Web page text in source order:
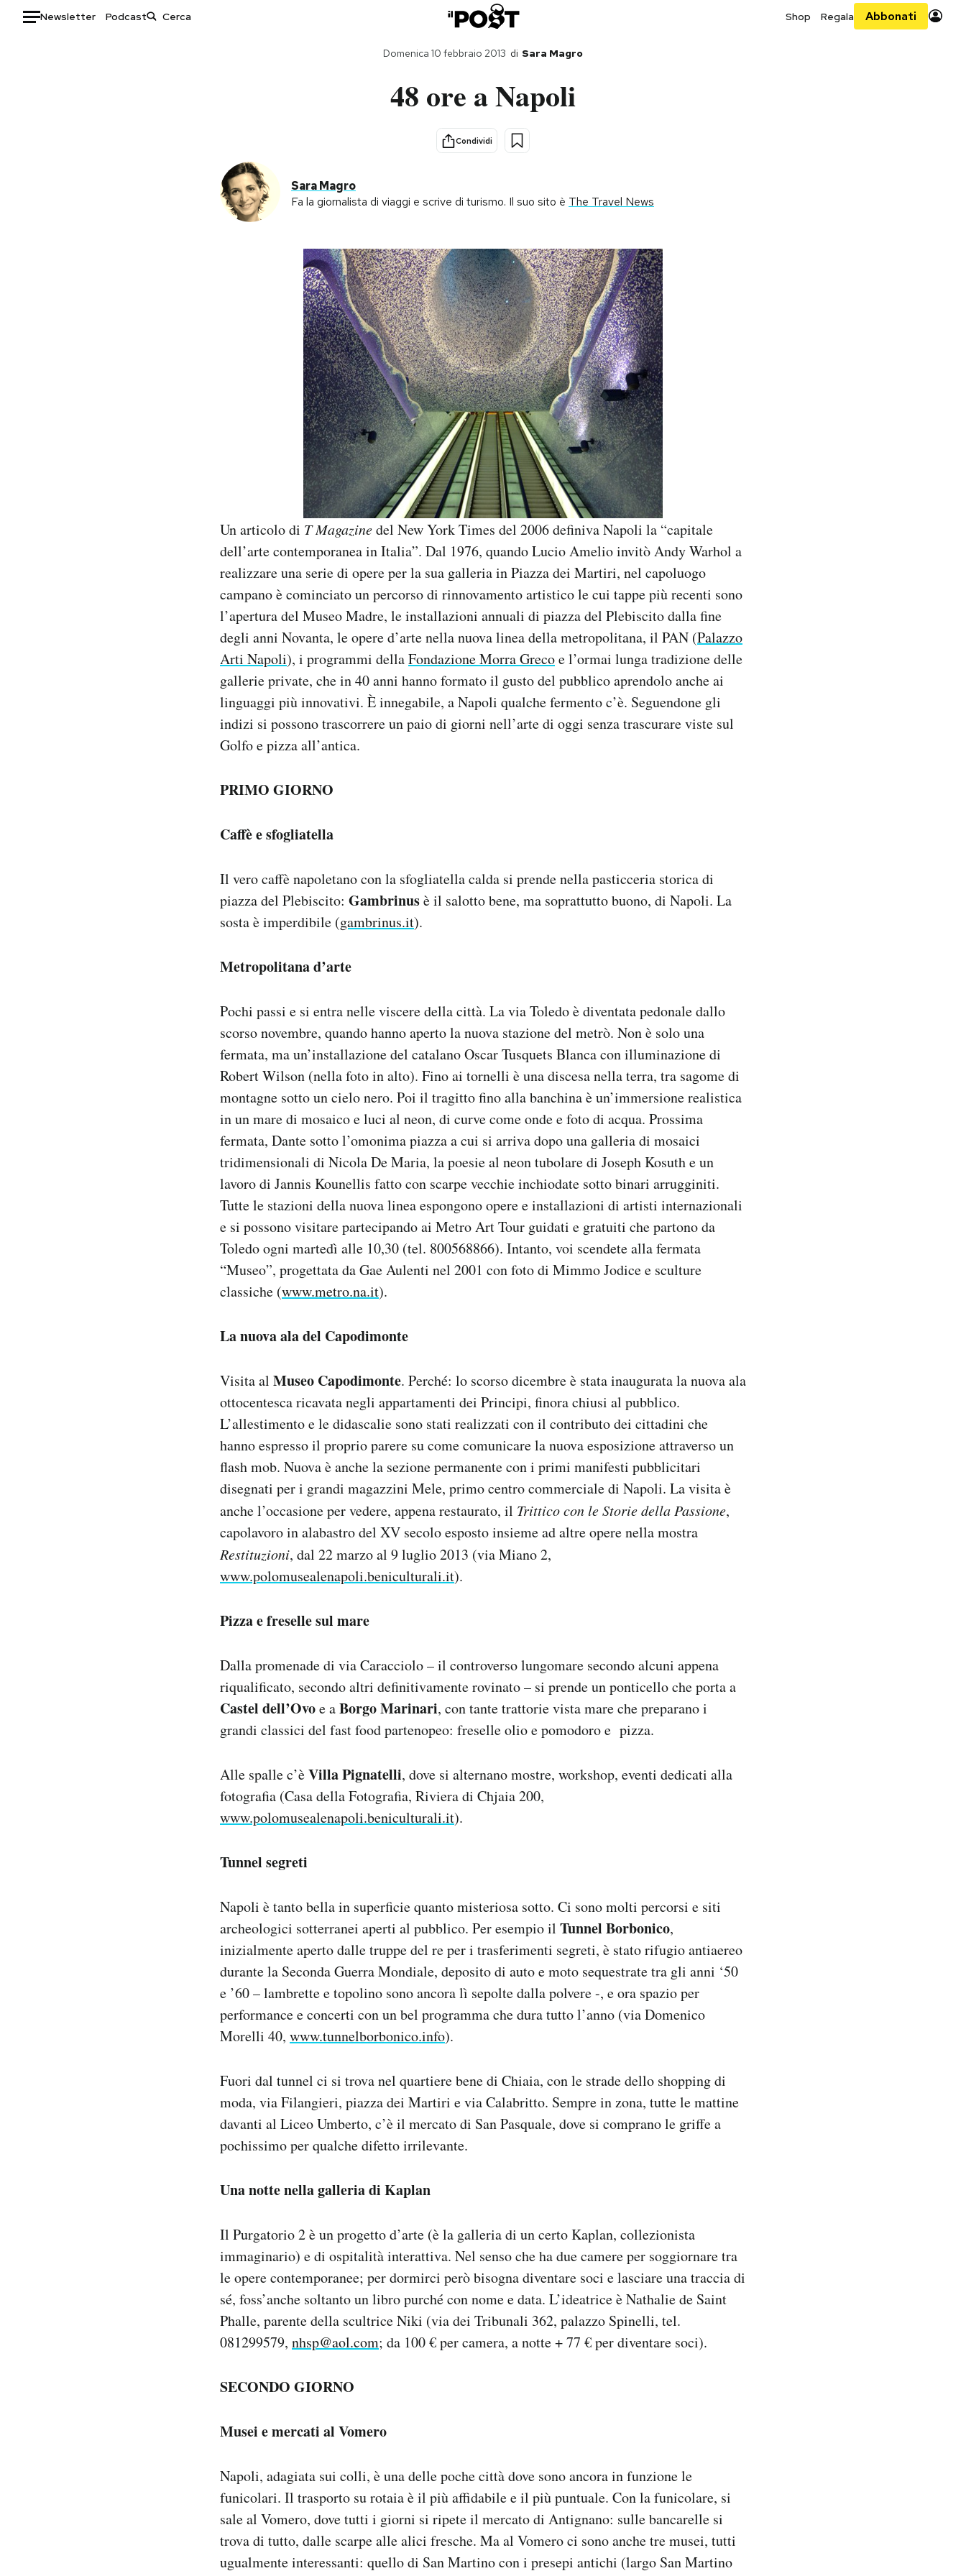
Newsletter Podcast Shop Regala Abbonati
Storie/Idee
Ok Boomer!
di Sara Magro
Domenica 10 febbraio 2013
48 ore a Napoli
Condividi
Sara Magro
Fa la giornalista di viaggi e scrive di turismo. Il suo sito è The Travel News
Un articolo di T Magazinedel New York Times del 2006 definiva Napoli la “capitale
dell’arte contemporanea in Italia”. Dal 1976, quando Lucio Amelio invitò Andy Warhol a
realizzare una serie di opere per la sua galleria in Piazza dei Martiri, nel capoluogo
campano è cominciato un percorso di rinnovamento artistico le cui tappe più recenti sono
l’apertura del Museo Madre, le installazioni annuali di piazza del Plebiscito dalla fine
degli anni Novanta, le opere d’arte nella nuova linea della metropolitana, il PAN (Palazzo
Arti Napoli), i programmi dellaFondazione Morra Grecoe l’ormai lunga tradizione delle
gallerie private, che in 40 anni hanno formato il gusto del pubblico aprendolo anche ai
linguaggi più innovativi. È innegabile, a Napoli qualche fermento c’è. Seguendone gli
indizi si possono trascorrere un paio di giorni nell’arte di oggi senza trascurare viste sul
Golfo e pizza all’antica.
PRIMO GIORNO
Caffè e sfogliatella
Il vero caffè napoletano con la sfogliatella calda si prende nella pasticceria storica di
piazza del Plebiscito: Gambrinusè il salotto bene, ma soprattutto buono, di Napoli. La
sosta è imperdibile (gambrinus.it).
Metropolitana d’arte
Pochi passi e si entra nelle viscere della città. La via Toledo è diventata pedonale dallo
scorso novembre, quando hanno aperto la nuova stazione del metrò. Non è solo una
fermata, ma un’installazione del catalano Oscar Tusquets Blanca con illuminazione di
Robert Wilson (nella foto in alto). Fino ai tornelli è una discesa nella terra, tra sagome di
montagne sotto un cielo nero. Poi il tragitto fino alla banchina è un’immersione realistica
in un mare di mosaico e luci al neon, di curve come onde e foto di acqua. Prossima
fermata, Dante sotto l’omonima piazza a cui si arriva dopo una galleria di mosaici
tridimensionali di Nicola De Maria, la poesie al neon tubolare di Joseph Kosuth e un
lavoro di Jannis Kounellis fatto con scarpe vecchie inchiodate sotto binari arrugginiti.
Tutte le stazioni della nuova linea espongono opere e installazioni di artisti internazionali
e si possono visitare partecipando ai Metro Art Tour guidati e gratuiti che partono da
Toledo ogni martedì alle 10,30 (tel. 800568866). Intanto, voi scendete alla fermata
“Museo”, progettata da Gae Aulenti nel 2001 con foto di Mimmo Jodice e sculture
classiche (www.metro.na.it).
La nuova ala del Capodimonte
Visita al Museo Capodimonte. Perché: lo scorso dicembre è stata inaugurata la nuova ala
ottocentesca ricavata negli appartamenti dei Principi, finora chiusi al pubblico.
L’allestimento e le didascalie sono stati realizzati con il contributo dei cittadini che
hanno espresso il proprio parere su come comunicare la nuova esposizione attraverso un
flash mob. Nuova è anche la sezione permanente con i primi manifesti pubblicitari
disegnati per i grandi magazzini Mele, primo centro commerciale di Napoli. La visita è
anche l’occasione per vedere, appena restaurato, il Trittico con le Storie della Passione,
capolavoro in alabastro del XV secolo esposto insieme ad altre opere nella mostra
Restituzioni, dal 22 marzo al 9 luglio 2013 (via Miano 2,
www.polomusealenapoli.beniculturali.it).
Pizza e freselle sul mare
Dalla promenade di via Caracciolo – il controverso lungomare secondo alcuni appena
riqualificato, secondo altri definitivamente rovinato – si prende un ponticello che porta a
Castel dell’Ovoe aBorgo Marinari, con tante trattorie vista mare che preparano i
grandi classici del fast food partenopeo: freselle olio e pomodoro e pizza.
Alle spalle c’èVilla Pignatelli, dove si alternano mostre, workshop, eventi dedicati alla
fotografia (Casa della Fotografia, Riviera di Chjaia 200,
www.polomusealenapoli.beniculturali.it).
Tunnel segreti
Napoli è tanto bella in superficie quanto misteriosa sotto. Ci sono molti percorsi e siti
archeologici sotterranei aperti al pubblico. Per esempio il Tunnel Borbonico,
inizialmente aperto dalle truppe del re per i trasferimenti segreti, è stato rifugio antiaereo
durante la Seconda Guerra Mondiale, deposito di auto e moto sequestrate tra gli anni ‘50
e ’60 – lambrette e topolino sono ancora lì sepolte dalla polvere -, e ora spazio per
performance e concerti con un bel programma che dura tutto l’anno (via Domenico
Morelli 40, www.tunnelborbonico.info).
Fuori dal tunnel ci si trova nel quartiere bene di Chiaia, con le strade dello shopping di
moda, via Filangieri, piazza dei Martiri e via Calabritto. Sempre in zona, tutte le mattine
davanti al Liceo Umberto, c’è il mercato di San Pasquale, dove si comprano le griffe a
pochissimo per qualche difetto irrilevante.
Una notte nella galleria di Kaplan
Il Purgatorio 2 è un progetto d’arte (è la galleria di un certo Kaplan, collezionista
immaginario) e di ospitalità interattiva. Nel senso che ha due camere per soggiornare tra
le opere contemporanee; per dormirci però bisogna diventare soci e lasciare una traccia di
sé, foss’anche soltanto un libro purché con nome e data. L’ideatrice è Nathalie de Saint
Phalle, parente della scultrice Niki (via dei Tribunali 362, palazzo Spinelli, tel.
081299579, nhsp@aol.com; da 100 € per camera, a notte + 77 € per diventare soci).
SECONDO GIORNO
Musei e mercati al Vomero
Napoli, adagiata sui colli, è una delle poche città dove sono ancora in funzione le
funicolari. Il trasporto su rotaia è il più affidabile e il più puntuale. Con la funicolare, si
sale al Vomero, dove tutti i giorni si ripete il mercato di Antignano: sulle bancarelle si
trova di tutto, dalle scarpe alle alici fresche. Ma al Vomero ci sono anche tre musei, tutti
ugualmente interessanti: quello di San Martino con i presepi antichi (largo San Martino